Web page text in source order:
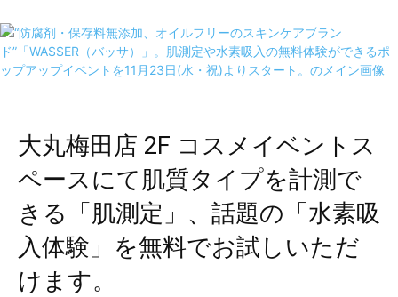
大丸梅田店 2F コスメイベントス
ペースにて肌質タイプを計測で
きる「肌測定」、話題の「水素吸
入体験」を無料でお試しいただ
けます。